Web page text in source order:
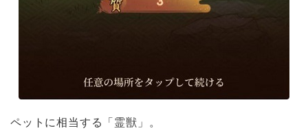
ペットに相当する 「霊獣」。